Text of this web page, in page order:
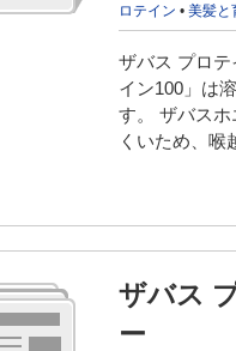
ロテイン •美髪と
ザバス プロ
イン100」は
す。 ザバス
くいため、
ザバス
ー